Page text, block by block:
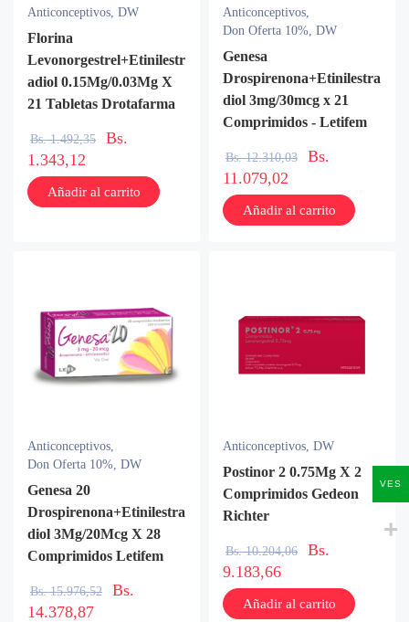
Anticonceptivos, DW
Florina
Levonorgestrel+Etinilestr
adiol 0.15Mg/0.03Mg X
21 Tabletas Drotafarma
Bs.1.492,35
Bs.
1.343,12
Añadir al carrito
Anticonceptivos,
Don Oferta 10%, DW
Genesa
Drospirenona+Etinilestra
diol 3mg/30mcg x 21
Comprimidos - Letifem
Bs.12.310,03
Bs.
11.079,02
Añadir al carrito
Anticonceptivos,
Don Oferta 10%, DW
Genesa 20
Drospirenona+Etinilestra
diol 3Mg/20Mcg X 28
Comprimidos Letifem
Bs.15.976,52
Bs.
14.378,87
Anticonceptivos, DW
Postinor 2 0.75Mg X 2
Comprimidos Gedeon
Richter
Bs.10.204,06
Bs.
9.183,66
Añadir al carrito
VES